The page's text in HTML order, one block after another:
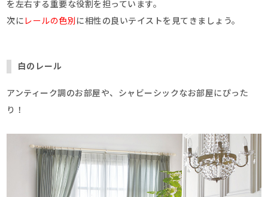
を左右する重要な役割を担っています。
次に レールの色別 に相性の良いテイストを見てきましょう。
白のレール
アンティーク調のお部屋や、シャビーシックなお部屋にぴった
り！